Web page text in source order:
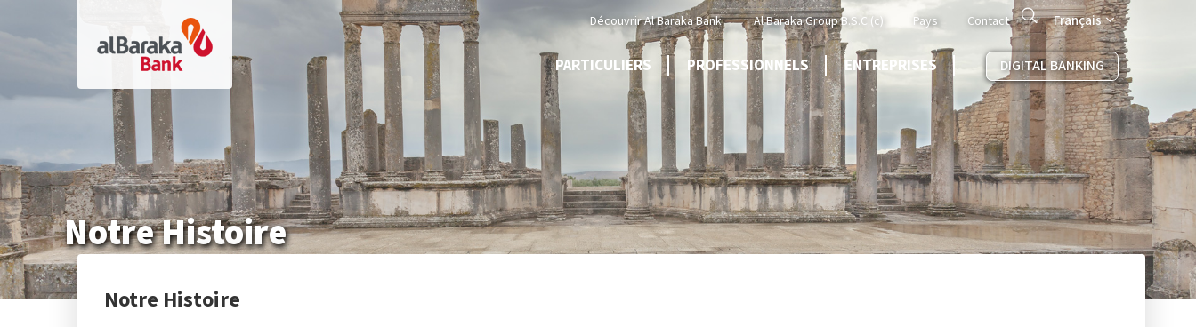
contenu
Menu
TopDécouvrir Al Baraka Bank Al Baraka Group B.S.C (c) Pays Contact Français
Search
PARTICULIERS PROFESSIONNELS ENTREPRISES DIGITAL BANKING
Notre Histoire
Notre Histoire